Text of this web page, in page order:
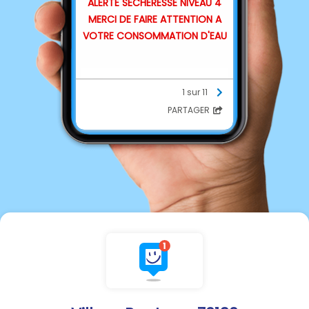
MERCI DE FAIRE ATTENTION A
VOTRE CONSOMMATION D'EAU
1 sur 11
PARTAGER